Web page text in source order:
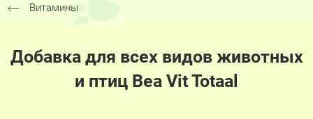
Витамины
Добавка для всех видов животных
и птиц Bea Vit Totaal